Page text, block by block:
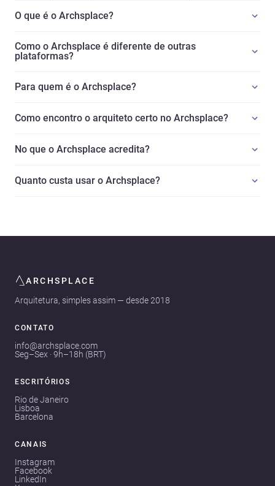
O que é o Archsplace?
Como o Archsplace é diferente de outras
plataformas?
Para quem é o Archsplace?
Como encontro o arquiteto certo no Archsplace?
No que o Archsplace acredita?
Quanto custa usar o Archsplace?
ARCHSPLACE
Arquitetura, simples assim — desde 2018
CONTATO
info@archsplace.com
Seg–Sex · 9h–18h (BRT)
ESCRITÓRIOS
Rio de Janeiro
Lisboa
Barcelona
CANAIS
Instagram
Facebook
LinkedIn